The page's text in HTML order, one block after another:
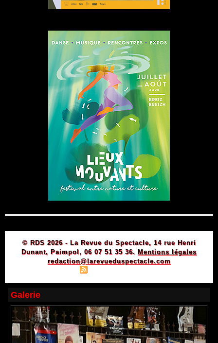
© RDS 2026 - La Revue du Spectacle, 14 rue Henri
Dunant, Paimpol, 06 07 51 35 36. Mentions légales
redaction@larevueduspectacle.com
Galerie